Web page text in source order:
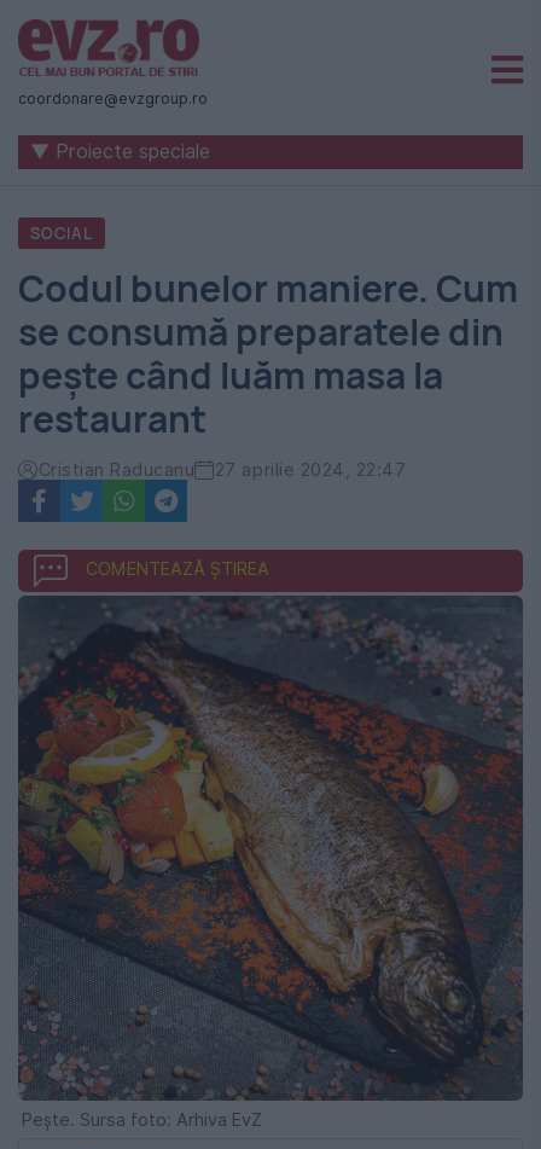
Știri
naționale
internaționale
România
-
Evenimentul
Zilei
coordonare@evzgroup.ro
▼ Proiecte speciale
SOCIAL
Codul bunelor maniere. Cum
se consumă preparatele din
pește când luăm masa la
restaurant
Cristian Raducanu 27 aprilie 2024, 22:47
COMENTEAZĂ ȘTIREA
Pește. Sursa foto: Arhiva EvZ